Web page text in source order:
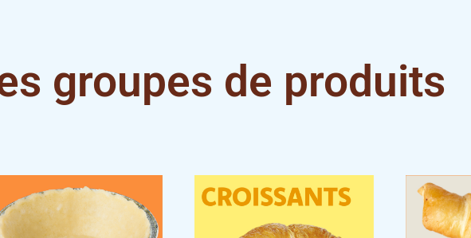
groupes de produits